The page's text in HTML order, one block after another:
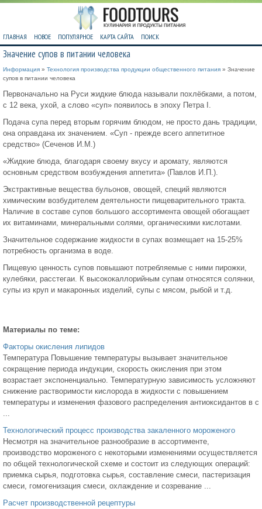
ГЛАВНАЯ НОВОЕ ПОПУЛЯРНОЕ КАРТА САЙТА ПОИСК
Значение супов в питании человека
Информация » Технология производства продукции общественного питания » Значение
супов в питании человека
Первоначально на Руси жидкие блюда называли похлёбками, а потом,
с 12 века, ухой, а слово «суп» появилось в эпоху Петра I.
Подача супа перед вторым горячим блюдом, не просто дань традиции,
она оправдана их значением. «Суп - прежде всего аппетитное
средство» (Сеченов И.М.)
«Жидкие блюда, благодаря своему вкусу и аромату, являются
основным средством возбуждения аппетита» (Павлов И.П.).
Экстрактивные вещества бульонов, овощей, специй являются
химическим возбудителем деятельности пищеварительного тракта.
Наличие в составе супов большого ассортимента овощей обогащает
их витаминами, минеральными солями, органическими кислотами.
Значительное содержание жидкости в супах возмещает на 15-25%
потребность организма в воде.
Пищевую ценность супов повышают потребляемые с ними пирожки,
кулебяки, расстегаи. К высококаллорийным супам относятся солянки,
супы из круп и макаронных изделий, супы с мясом, рыбой и т.д.
Материалы по теме:
Факторы окисления липидов
Температура Повышение температуры вызывает значительное
сокращение периода индукции, скорость окисления при этом
возрастает экспоненциально. Температурную зависимость усложняют
снижение растворимости кислорода в жидкости с повышением
температуры и изменения фазового распределения антиоксидантов в с
...
Технологический процесс производства закаленного мороженого
Несмотря на значительное разнообразие в ассортименте,
производство мороженого с некоторыми изменениями осуществляется
по общей технологической схеме и состоит из следующих операций:
приемка сырья, подготовка сырья, составление смеси, пастеризация
смеси, гомогенизация смеси, охлаждение и созревание ...
Расчет производственной рецептуры